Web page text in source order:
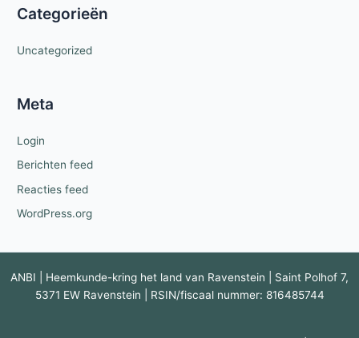
Categorieën
Uncategorized
Meta
Login
Berichten feed
Reacties feed
WordPress.org
ANBI | Heemkunde-kring het land van Ravenstein | Saint Polhof 7,
5371 EW Ravenstein | RSIN/fiscaal nummer: 816485744